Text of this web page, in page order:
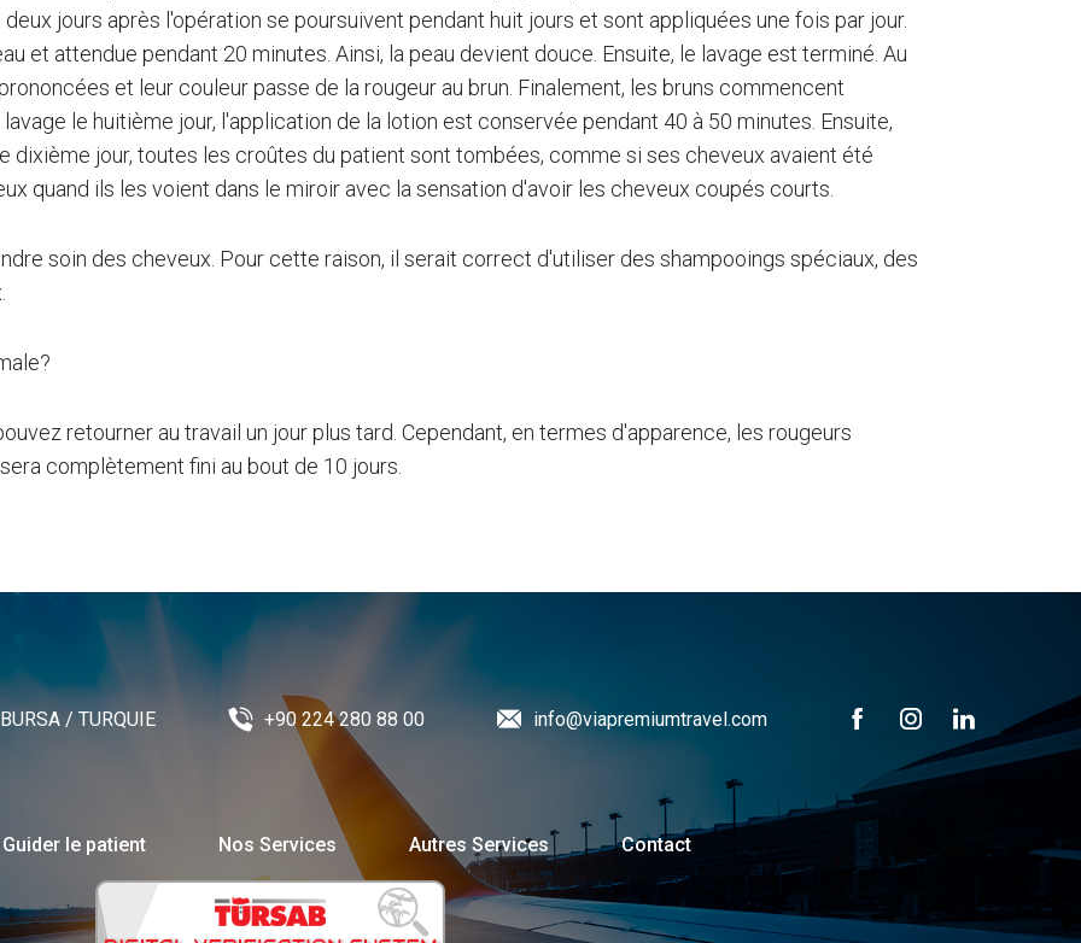
jours après l'opération se poursuivent pendant huit jours et sont appliquées une fois par jour.
et attendue pendant 20 minutes. Ainsi, la peau devient douce. Ensuite, le lavage est terminé. Au
et leur couleur passe de la rougeur au brun. Finalement, les bruns commencent
le huitième jour, l'application de la lotion est conservée pendant 40 à 50 minutes. Ensuite,
dixième jour, toutes les croûtes du patient sont tombées, comme si ses cheveux avaient été
quand ils les voient dans le miroir avec la sensation d'avoir les cheveux coupés courts.
soin des cheveux. Pour cette raison, il serait correct d'utiliser des shampooings spéciaux, des
retourner au travail un jour plus tard. Cependant, en termes d'apparence, les rougeurs
complètement fini au bout de 10 jours.
/ TURQUIE +90 224 280 88 00 info@viapremiumtravel.com
Guider le patient Nos Services Autres Services Contact